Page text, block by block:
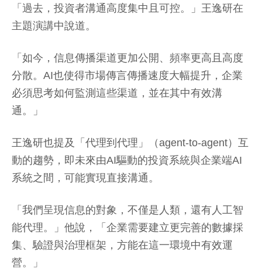
「過去，投資者溝通高度集中且可控。」王逸研在
主題演講中說道。
「如今，信息傳播渠道更加公開、頻率更高且高度
分散。AI也使得市場傳言傳播速度大幅提升，企業
必須思考如何監測這些渠道，並在其中有效溝
通。」
王逸研也提及「代理到代理」（agent-to-agent）互
動的趨勢，即未來由AI驅動的投資系統與企業端AI
系統之間，可能實現直接溝通。
「我們呈現信息的對象，不僅是人類，還有人工智
能代理。」他說，「企業需要建立更完善的數據採
集、驗證與治理框架，方能在這一環境中有效運
營。」